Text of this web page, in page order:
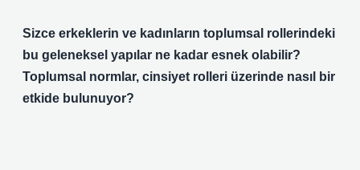
Sizce erkeklerin ve kadınların toplumsal rollerindeki
bu geleneksel yapılar ne kadar esnek olabilir?
Toplumsal normlar, cinsiyet rolleri üzerinde nasıl bir
etkide bulunuyor?